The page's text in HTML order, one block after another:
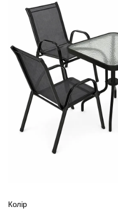
Колір